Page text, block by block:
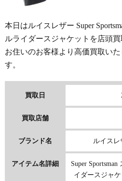
本日はルイスレザー Super
ルライダースジャケット を店頭
お住いのお客様より高価買取い
す。
買取日
買取店舗
ブランド名 ルイスレ
アイテム名詳細
Super
イダースジャ